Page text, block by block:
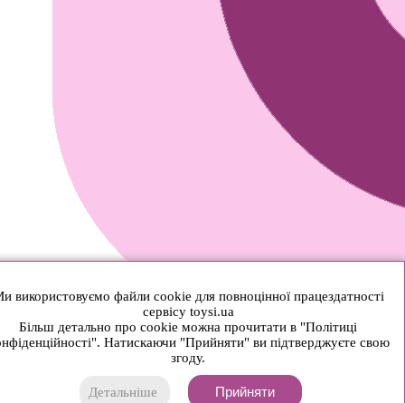
використовуємо файли cookie для повноцінної працездатності
сервісу toysi.ua
Більш детально про cookie можна прочитати в "Політиці
Натискаючи "Прийняти" ви підтверджуєте свою
згоду.
Детальніше Прийняти
© 2026 Toysi.ua